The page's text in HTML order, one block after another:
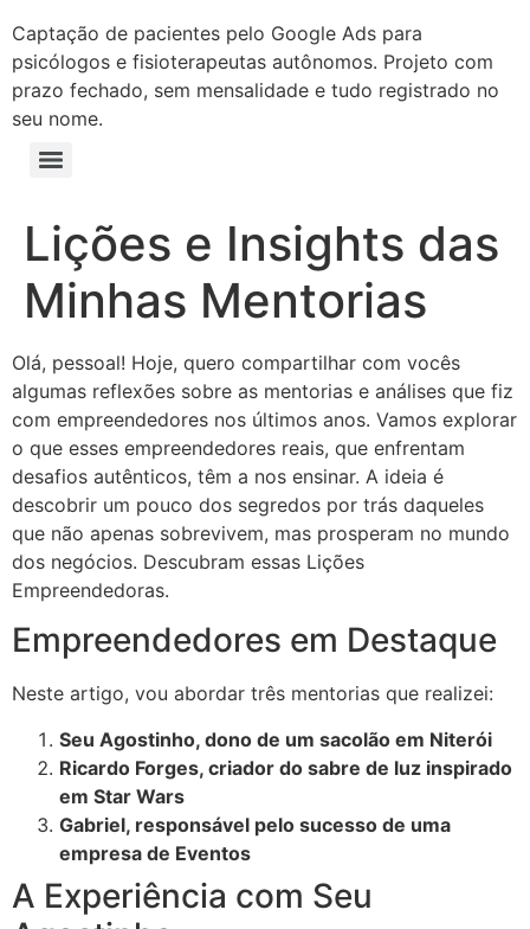
Captação de pacientes pelo Google Ads para
psicólogos e fisioterapeutas autônomos. Projeto com
prazo fechado, sem mensalidade e tudo registrado no
seu nome.
Lições e Insights das
Minhas Mentorias
Olá, pessoal! Hoje, quero compartilhar com vocês
algumas reflexões sobre as mentorias e análises que fiz
com empreendedores nos últimos anos. Vamos explorar
o que esses empreendedores reais, que enfrentam
desafios autênticos, têm a nos ensinar. A ideia é
descobrir um pouco dos segredos por trás daqueles
que não apenas sobrevivem, mas prosperam no mundo
dos negócios. Descubram essas Lições
Empreendedoras.
Empreendedores em Destaque
Neste artigo, vou abordar três mentorias que realizei:
Seu Agostinho, dono de um sacolão em Niterói
Ricardo Forges, criador do sabre de luz inspirado
em Star Wars
Gabriel, responsável pelo sucesso de uma
empresa de Eventos
A Experiência com Seu